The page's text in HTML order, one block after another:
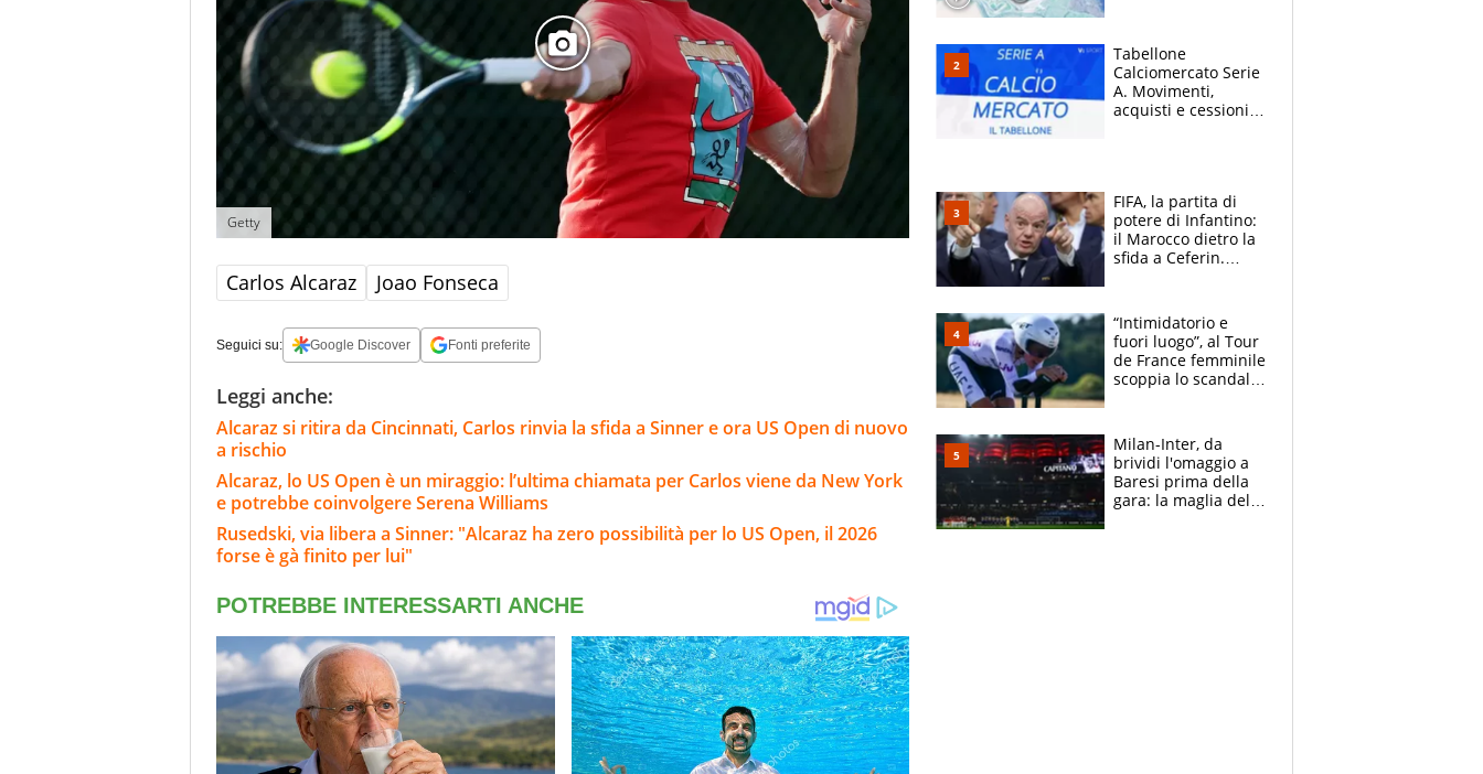
Getty
Carlos Alcaraz Joao Fonseca
Seguici su: Google Discover Fonti preferite
Leggi anche:
Alcaraz si ritira da Cincinnati, Carlos rinvia la sfida a Sinner e ora US Open di nuovo
a rischio
Alcaraz, lo US Open è un miraggio: l’ultima chiamata per Carlos viene da New York
e potrebbe coinvolgere Serena Williams
Rusedski, via libera a Sinner: "Alcaraz ha zero possibilità per lo US Open, il 2026
forse è gà finito per lui"
Tabellone
Calciomercato Serie
A. Movimenti,
acquisti e cessioni:
FIFA, la partita di
potere di Infantino:
il Marocco dietro la
sfida a Ceferin.
squadre, l’ira di Figo
“Intimidatorio e
fuori luogo”, al Tour
de France femminile
scoppia lo scandalo:
atlete
Milan-Inter, da
brividi l'omaggio a
Baresi prima della
gara: la maglia del